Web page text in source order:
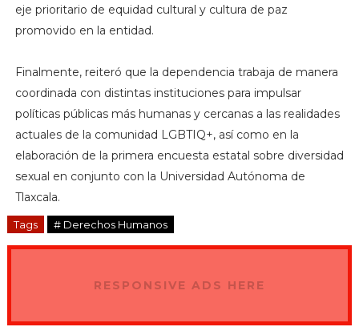
eje prioritario de equidad cultural y cultura de paz
promovido en la entidad.
Finalmente, reiteró que la dependencia trabaja de manera
coordinada con distintas instituciones para impulsar
políticas públicas más humanas y cercanas a las realidades
actuales de la comunidad LGBTIQ+, así como en la
elaboración de la primera encuesta estatal sobre diversidad
sexual en conjunto con la Universidad Autónoma de
Tlaxcala.
Tags # Derechos Humanos
RESPONSIVE ADS HERE